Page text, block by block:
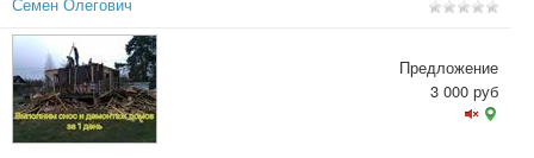
Предложение
3 000 руб